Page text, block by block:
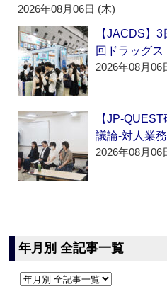
2026年08月06日 (木)
【JACDS】
回ドラッグス
2026年08月06
【JP-
議論‐対人業
2026年08月06
年月別 全記事一覧